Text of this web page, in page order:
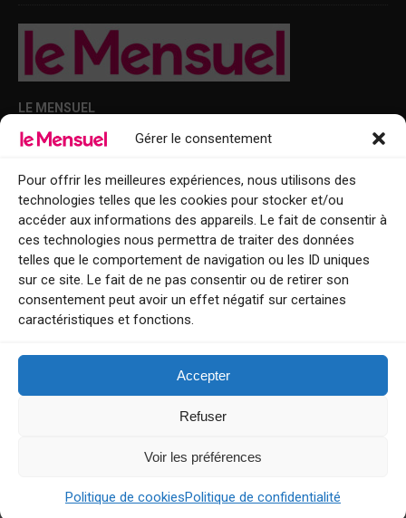
Gérer le consentement
Pour offrir les meilleures expériences, nous utilisons des
technologies telles que les cookies pour stocker et/ou
accéder aux informations des appareils. Le fait de consentir à
ces technologies nous permettra de traiter des données
telles que le comportement de navigation ou les ID uniques
sur ce site. Le fait de ne pas consentir ou de retirer son
consentement peut avoir un effet négatif sur certaines
caractéristiques et fonctions.
Accepter
Refuser
Voir les préférences
Politique de cookiesPolitique de confidentialité
LE MENSUEL
Points de diffusion Var et Alpes-Maritimes : oû trouver Le Mensuel ?
Le Mensuel en PDF : consultez le magazine en ligne
Qui sommes-nous ?
BFM Top Sorties
EVENT
Tourisme week-end : envie de vous évader le temps d’un week-end ou
Explorez nos bonnes adresses
Contact
G-1F540GD4YP